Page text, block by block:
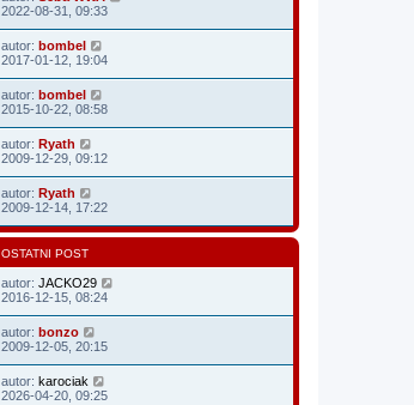
2022-08-31, 09:33
autor: bombel
2017-01-12, 19:04
autor: bombel
2015-10-22, 08:58
autor: Ryath
2009-12-29, 09:12
autor: Ryath
2009-12-14, 17:22
OSTATNI POST
autor: JACKO29
2016-12-15, 08:24
autor: bonzo
2009-12-05, 20:15
autor: karociak
2026-04-20, 09:25